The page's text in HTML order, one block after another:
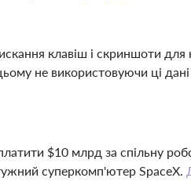
клавіш і скриншоти для
не використовуючи ці дані
$10 млрд за спільну
суперкомп'ютер SpaceX.